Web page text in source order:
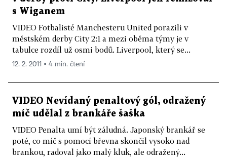
s Wiganem
VIDEO Fotbalisté Manchesteru United porazili v
městském derby City 2:1 a mezi oběma týmy je v
tabulce rozdíl už osmi bodů. Liverpool, který se...
12. 2. 2011 ▪ 4 min. čtení
VIDEO Nevídaný penaltový gól, odražený
míč udělal z brankáře šaška
VIDEO Penalta umí být záludná. Japonský brankář se
poté, co míč s pomocí břevna skončil vysoko nad
brankou, radoval jako malý kluk, ale odražený...